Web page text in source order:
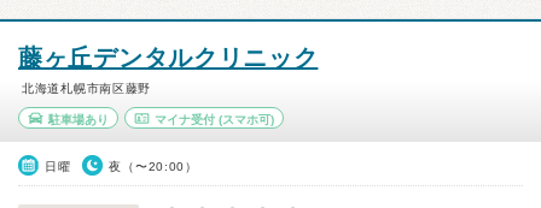
藤ヶ丘デンタルクリニック
北海道札幌市南区藤野
駐車場あり マイナ受付(スマホ可)
日曜 夜（〜20:00）